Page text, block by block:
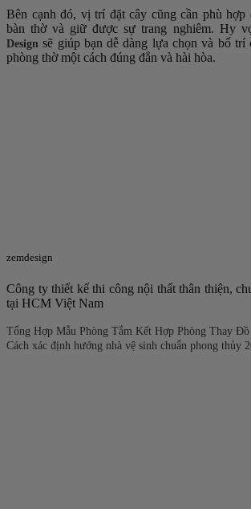
Bên cạnh đó, vị trí đặt cây cũng cần phù hợp
bàn thờ và giữ được sự trang nghiêm. Hy
Design sẽ giúp bạn dễ dàng lựa chọn và bố trí
phòng thờ một cách đúng đắn và hài hòa.
zemdesign
Công ty thiết kế thi công nội thất thân thiện,
tại HCM Việt Nam
Tổng Hợp Mẫu Phòng Tắm Kết Hợp Phòng Thay
Cách xác định hướng nhà vệ sinh chuẩn phong thủy